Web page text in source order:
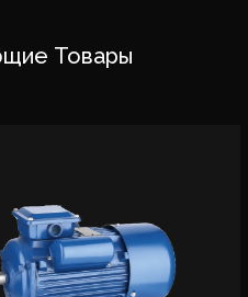
CCC и
продукции, с
на рынке;
по всей стране и
Товары